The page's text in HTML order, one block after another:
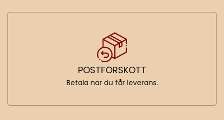
POSTFÖRSKOTT
Betala när du får leverans.